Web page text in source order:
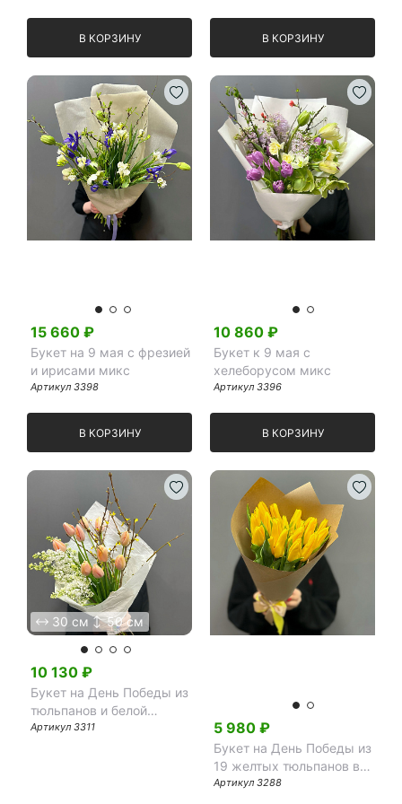
В КОРЗИНУ В КОРЗИНУ
15 660 ₽
Букет на 9 мая с фрезией
и ирисами микс
Артикул 3398
В КОРЗИНУ
10 860 ₽
Букет к 9 мая с
хелеборусом микс
Артикул 3396
В КОРЗИНУ
30 см 50 см
10 130 ₽
Букет на День Победы из
тюльпанов и белой
сирени микс
Артикул 3311 5 980 ₽
Букет на День Победы из
19 желтых тюльпанов в
крафте
Артикул 3288